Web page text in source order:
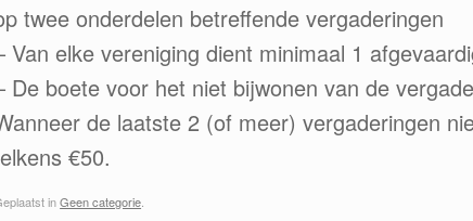
twee onderdelen betreffende vergaderingen
Van elke vereniging dient minimaal 1
De boete voor het niet bijwonen van de
de laatste 2 (of meer) vergaderingen
€50.
inGeen categorie